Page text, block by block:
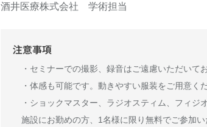
酒井医療株式会社 学術担当
注意事項
・セミナーでの撮影、録音はご遠慮いただいて
・体感も可能です。動きやすい服装をご用意く
・ショックマスター、ラジオスティム、フィ
施設にお勤めの方、1名様に限り無料でご参加